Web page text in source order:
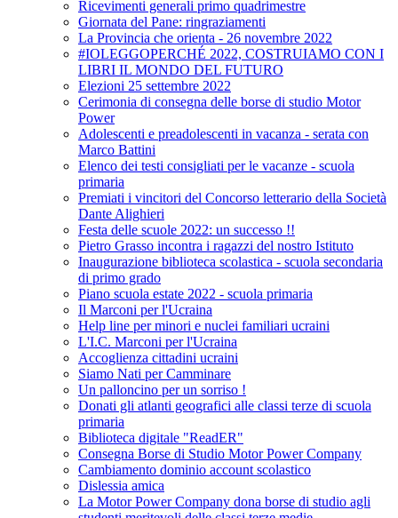
Ricevimenti generali primo quadrimestre
Giornata del Pane: ringraziamenti
La Provincia che orienta - 26 novembre 2022
#IOLEGGOPERCHÉ 2022, COSTRUIAMO CON I
LIBRI IL MONDO DEL FUTURO
Elezioni 25 settembre 2022
Cerimonia di consegna delle borse di studio Motor
Power
Adolescenti e preadolescenti in vacanza - serata con
Marco Battini
Elenco dei testi consigliati per le vacanze - scuola
primaria
Premiati i vincitori del Concorso letterario della Società
Dante Alighieri
Festa delle scuole 2022: un successo !!
Pietro Grasso incontra i ragazzi del nostro Istituto
Inaugurazione biblioteca scolastica - scuola secondaria
di primo grado
Piano scuola estate 2022 - scuola primaria
Il Marconi per l'Ucraina
Help line per minori e nuclei familiari ucraini
L'I.C. Marconi per l'Ucraina
Accoglienza cittadini ucraini
Siamo Nati per Camminare
Un palloncino per un sorriso !
Donati gli atlanti geografici alle classi terze di scuola
primaria
Biblioteca digitale "ReadER"
Consegna Borse di Studio Motor Power Company
Cambiamento dominio account scolastico
Dislessia amica
La Motor Power Company dona borse di studio agli